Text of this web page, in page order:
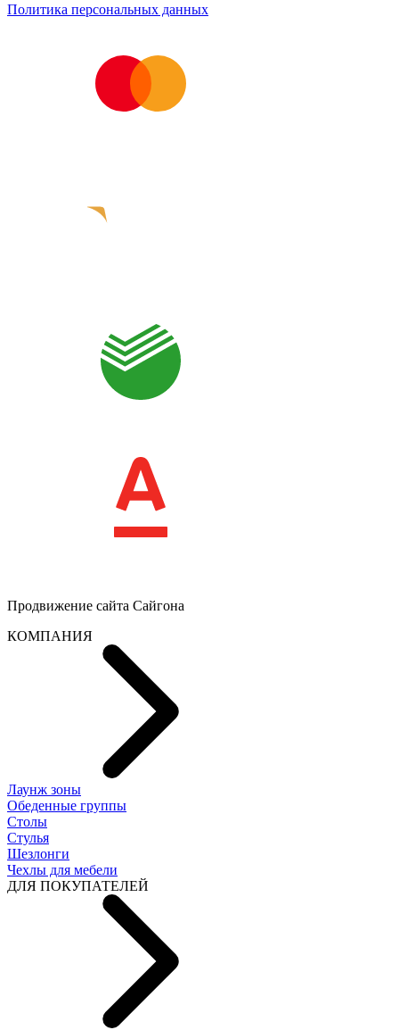
Политика персональных данных
Продвижение сайта Сайгона
КОМПАНИЯ
Лаунж зоны
Обеденные группы
Столы
Стулья
Шезлонги
Чехлы для мебели
ДЛЯ ПОКУПАТЕЛЕЙ